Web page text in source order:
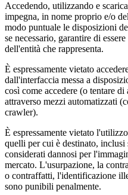
Accedendo, utilizzando e
impegna, in nome proprio e/o
modo puntuale le disposizioni
se necessario, garantire di
dell'entità che rappresenta.
È espressamente vietato
dall'interfaccia messa a
così come accedere (o tentare
attraverso mezzi automatizzati
crawler).
È espressamente vietato
quelli per cui è destinato, inclusi
considerati dannosi per
mercato. L'usurpazione, la
o contraffatti, l'identificazione
sono punibili penalmente.